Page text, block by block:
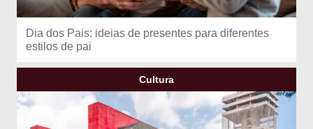
Dia dos Pais: ideias de presentes para diferentes
estilos de pai
Cultura